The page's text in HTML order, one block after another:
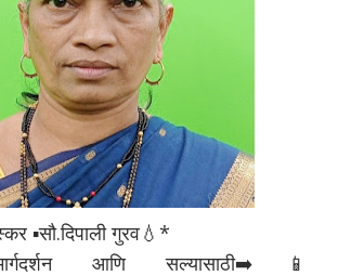
▪️सौ.दिपाली गुरव💧*
आणि सल्यासाठी➡️📱